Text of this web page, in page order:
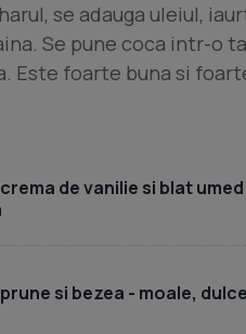
se adauga uleiul,
Se pune coca intr-o
Este foarte buna si
de vanilie si blat
si bezea - moale,